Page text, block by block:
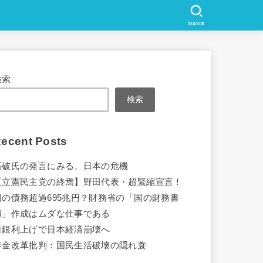
SEARCH
索
検索
Posts
破氏の発言にみる、日本の危機
立憲民主党の終焉】野田代表・超緊縮宣言！
の債務超過695兆円？財務省の「国の財務書
」作成はムダな仕事である
銀利上げで日本経済崩壊へ
金改革批判：国民生活破壊の隠れ蓑